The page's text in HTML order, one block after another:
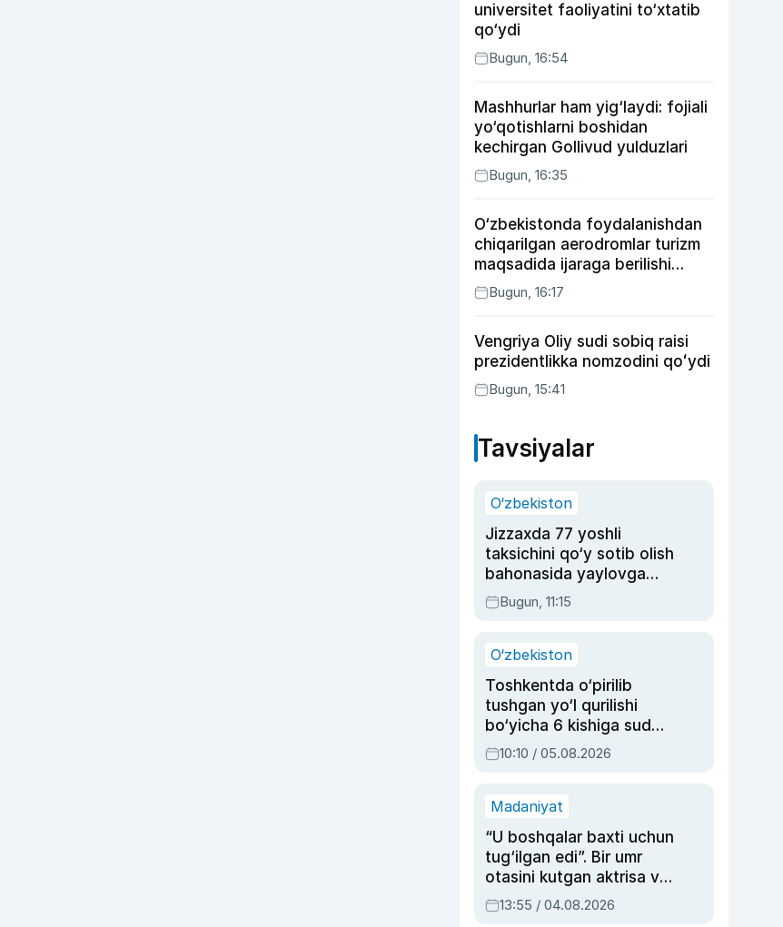
universitet faoliyatini to‘xtatib
qo‘ydi
Bugun, 16:54
Mashhurlar ham yig‘laydi: fojiali
yo‘qotishlarni boshidan
kechirgan Gollivud yulduzlari
Bugun, 16:35
O‘zbekistonda foydalanishdan
chiqarilgan aerodromlar turizm
maqsadida ijaraga berilishi
mumkin
Bugun, 16:17
Vengriya Oliy sudi sobiq raisi
prezidentlikka nomzodini qoʻydi
Bugun, 15:41
Tavsiyalar
O‘zbekiston
Jizzaxda 77 yoshli
taksichini qo‘y sotib olish
bahonasida yaylovga
olib borib o‘ldirgan yigit
20 yilga qamaldi
Bugun, 11:15
O‘zbekiston
Toshkentda o‘pirilib
tushgan yo‘l qurilishi
bo‘yicha 6 kishiga sud
hukmi o‘qildi
10:10 / 05.08.2026
Madaniyat
“U boshqalar baxti uchun
tug‘ilgan edi”. Bir umr
otasini kutgan aktrisa va
dublyaj ustasi Rimma
Ahmedovaning
13:55 / 04.08.2026